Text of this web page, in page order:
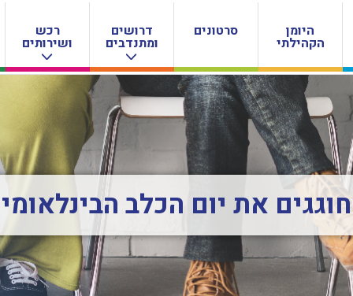
היומן
הקהילתי
סרטונים דרושים
ומתנדבים
רכש
ושירותים
חוגגים את יום הכלב הבינלאומי